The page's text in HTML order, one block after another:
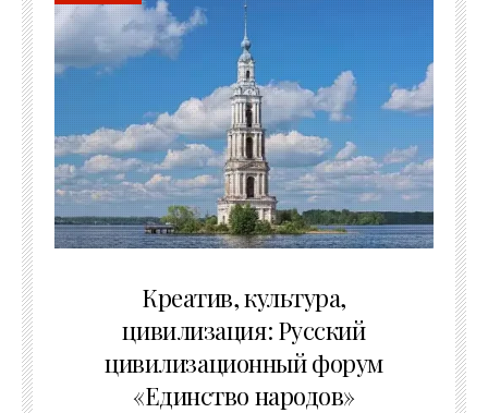
Креатив, культура,
цивилизация: Русский
цивилизационный форум
«Единство народов»